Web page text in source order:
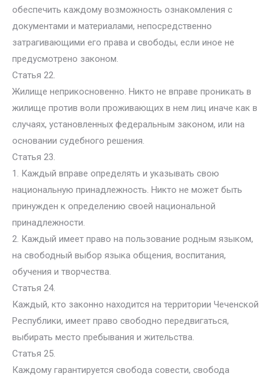
обеспечить каждому возможность ознакомления с
документами и материалами, непосредственно
затрагивающими его права и свободы, если иное не
предусмотрено законом.
Статья 22.
Жилище неприкосновенно. Никто не вправе проникать в
жилище против воли проживающих в нем лиц иначе как в
случаях, установленных федеральным законом, или на
основании судебного решения.
Статья 23.
1. Каждый вправе определять и указывать свою
национальную принадлежность. Никто не может быть
принужден к определению своей национальной
принадлежности.
2. Каждый имеет право на пользование родным языком,
на свободный выбор языка общения, воспитания,
обучения и творчества.
Статья 24.
Каждый, кто законно находится на территории Чеченской
Республики, имеет право свободно передвигаться,
выбирать место пребывания и жительства.
Статья 25.
Каждому гарантируется свобода совести, свобода